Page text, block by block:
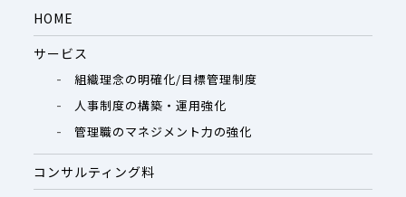
HOME
サービス
組織理念の明確化/目標管理制度
人事制度の構築・運用強化
管理職のマネジメント力の強化
コンサルティング料